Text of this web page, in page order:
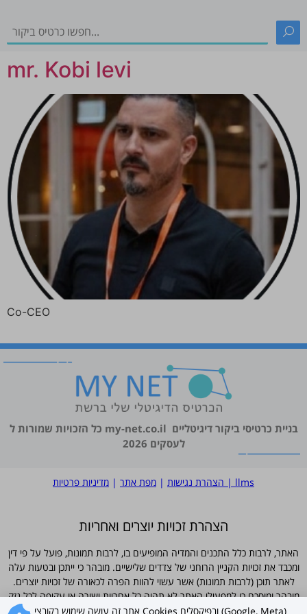
mr. Kobi levi
Co-CEO
my-net.co.il
לעסקים 2026
הצהרת נגישות | מפת אתר | מדיניות פרטיות | llms
הצהרת זכויות יוצרים ואחריות
האתר, לרבות כלל התכנים והמדיה המופיעים בו, לרבות תמונות, פועל על פי דין
ומכבד את זכויות הקניין הרוחני של צדדים שלישיים. מובהר כי ייתכן ובטעות עלה
לאתר תוכן (לרבות תמונות) אשר עשוי להוות הפרה לכאורה של זכויות יוצרים.
מובהר ומוסכם כי למפעילי האתר לא תהיה כל אחריות ישירה או עקיפה לכל נזק
שייגרם עקב פרסום כאמור, וכי כל פנייה בדבר חשש להפרת זכויות תיבחן באופן
אתר זה עושה שימוש בקובצי Cookies ובפיקסלים (Google, Meta)